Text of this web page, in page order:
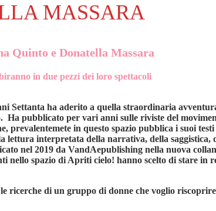
MASSARA
Quinto e Donatella Massara
in due pezzi dei loro spettacoli
Settanta ha aderito a quella straordinaria
pubblicato per vari anni sulle riviste del
prevalentemete in questo spazio pubblica i suoi
lettura interpretata della narrativa, della saggistica,
nel 2019 da VandAepublishing nella nuova
spazio di Apriti cielo! hanno scelto di stare in
ricerche di un gruppo di donne che voglio